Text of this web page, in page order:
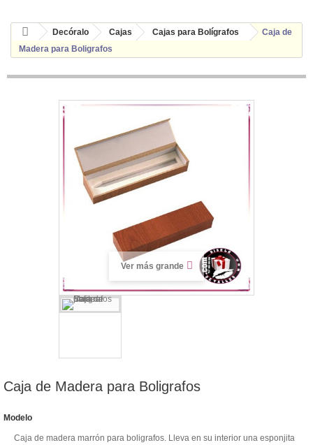
Decóralo Cajas Cajas para Bolígrafos
Caja de
Madera para Boligrafos
Ver más grande
Caja de Madera para Boligrafos
Modelo
Caja de madera marrón para boligrafos. Lleva en su interior una esponjita